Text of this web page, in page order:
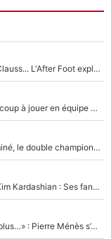
Mason Greenwood, Roberto De Zerbi, Jonathan Clauss... L'After Foot explique pourquoi Medhi Benatia a craqué à l'OM !
Un joueur snobé par Didier Deschamps a un gros coup à jouer en équipe de France : Zinedine Zidane a trouvé son numéro 9 ?
Le PSG veut s'offrir une pépite de 16 ans : Déterminé, le double champion d'Europe en titre est prêt à lâcher 40M€ pour celui que l'on compare déjà à Vinicius Jr !
Lewis Hamilton poste de nouvelles photos avec Kim Kardashian : Ses fans le voient déjà redevenir champion du monde de F1 grâce à elle !
«Un très mauvais choix pour le PSG, je n’en peux plus…» : Pierre Ménès s’est complètement trompé avec Luis Enrique et ces déclarations le prouvent !